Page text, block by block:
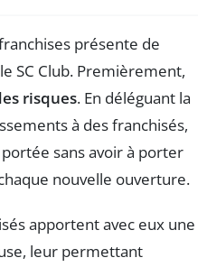
présente de
SC Club. Premièrement,
risques. En déléguant la
à des franchisés,
sans avoir à porter
nouvelle ouverture.
apportent avec eux une
leur permettant